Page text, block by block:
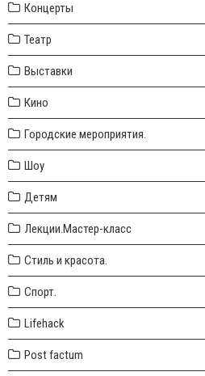
Концерты
Театр
Выставки
Кино
Городские мероприятия.
Шоу
Детям
Лекции.Мастер-класс
Стиль и красота.
Спорт.
Lifehack
Post factum